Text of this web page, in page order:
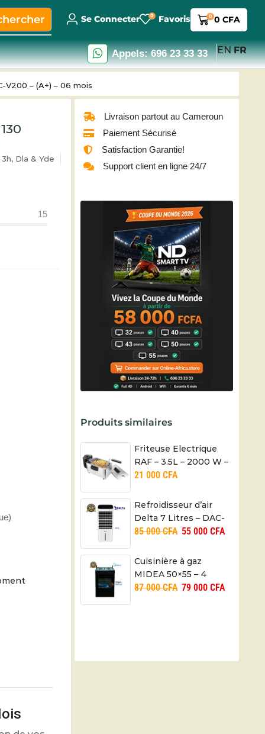
Se Connecter 0 Favoris 0 0 CFA
Appels: 696 23 33 33 EN FR
V200 – (A+) – 06 mois
3h, Dla & Yde
15
Livraison partout au Cameroun
Paiement Sécurisé
Satisfaction Garantie!
Support client en ligne 24/7
Produits similaires
Friteuse Electrique
RAF – 3.5L – 2000 W –
R.5299 – Garantie: 3
21 000CFA
Refroidisseur d’air
Delta 7 Litres – DAC-
501 – 65W – 06 mois
85 000CFA 55 000CFA
Cuisinière à gaz
MIDEA 50×55 – 4
foyers – MD508 – 06
87 000CFA 79 000CFA